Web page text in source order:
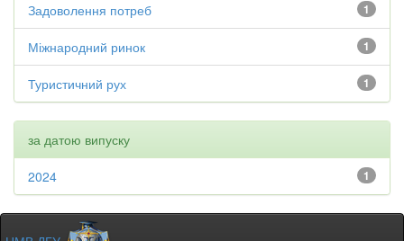
1
Задоволення потреб
1
Міжнародний ринок
1
Туристичний рух
за датою випуску
1
2024